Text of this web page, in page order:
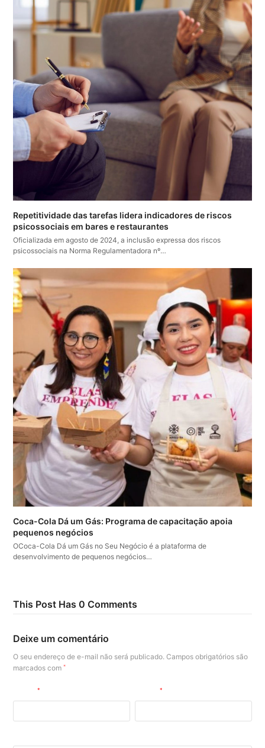
Repetitividade das tarefas lidera indicadores de riscos
psicossociais em bares e restaurantes
Oficializada em agosto de 2024, a inclusão expressa dos riscos
psicossociais na Norma Regulamentadora nº…
Coca-Cola Dá um Gás: Programa de capacitação apoia
pequenos negócios
OCoca-Cola Dá um Gás no Seu Negócio é a plataforma de
desenvolvimento de pequenos negócios…
This Post Has 0 Comments
Deixe um comentário
O seu endereço de e-mail não será publicado. Campos obrigatórios são
marcados com*
Nome* E-mail*